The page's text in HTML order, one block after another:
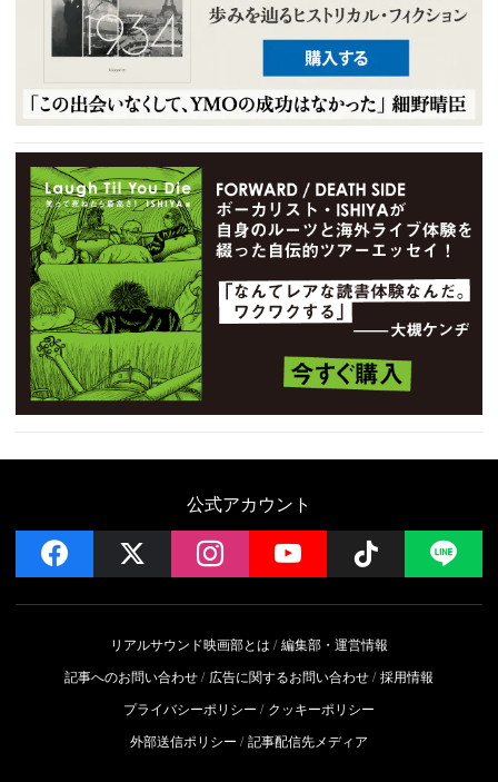
公式アカウント
facebook instagramYouTube Follow
リアルサウンド映画部とは
編集部・運営情報
記事へのお問い合わせ
広告に関するお問い合わせ 採用情報
プライバシーポリシー
クッキーポリシー
外部送信ポリシー
記事配信先メディア